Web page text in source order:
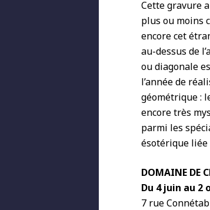
Cette gravure
plus ou moins
encore cet
au-dessus de
ou diagonale
l’année de
géométrique :
encore très
parmi les
ésotérique liée
DOMAINE DE
Du 4 juin au 2
7 rue